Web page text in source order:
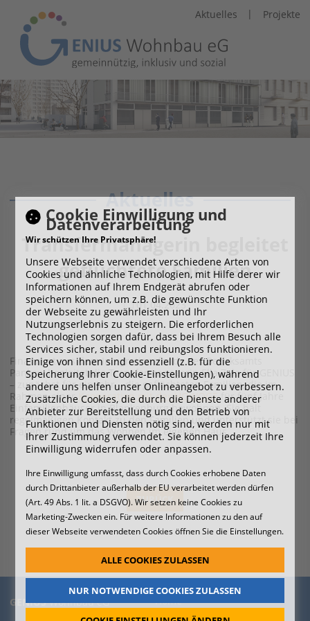
Aktuelles | Projekte
Aktuelles
Transfermanagerin begleitet
geflüchtete Familien
01.04.2023
Finanziert aus dem Integrationsfonds des Bezirksamts
Pankow begleitet die Transfermanagerin Ella Zalo für GENIUS
– zunächst für ein Jahr – die geflüchteten Familien, die im
Rahmen einer Kooperation mit der HOWOGEfür fünf Jahre
Einfamilienhäuser in Blankenburg bewohnen. Sie hält
regelmäßigen Kontakt zu den Familien und unterstützt sie bei
Fragen rund um das Wohnen im eigenen Haus.
ZURÜCK
Nächste
GENIUSWohnbau eG
Home
Idee
Cookie Einwilligung und
Datenverarbeitung
Wir schützen Ihre Privatsphäre!
Unsere Webseite verwendet verschiedene Arten von
Cookies und ähnliche Technologien, mit Hilfe derer wir
Informationen auf Ihrem Endgerät abrufen oder
speichern können, um z.B. die gewünschte Funktion
der Webseite zu gewährleisten und Ihr
Nutzungserlebnis zu steigern. Die erforderlichen
Technologien sorgen dafür, dass bei Ihrem Besuch alle
Services sicher, stabil und reibungslos funktionieren.
Einige von ihnen sind essenziell (z.B. für die
Speicherung Ihrer Cookie-Einstellungen), während
andere uns helfen unser Onlineangebot zu verbessern.
Zusätzliche Cookies, die durch die Dienste anderer
Anbieter zur Bereitstellung und den Betrieb von
Funktionen und Diensten nötig sind, werden nur mit
Ihrer Zustimmung verwendet. Sie können jederzeit Ihre
Einwilligung widerrufen oder anpassen.
Ihre Einwilligung umfasst, dass durch Cookies erhobene Daten
durch Drittanbieter außerhalb der EU verarbeitet werden dürfen
(Art. 49 Abs. 1 lit. a DSGVO). Wir setzen keine Cookies zu
Marketing-Zwecken ein. Für weitere Informationen zu den auf
dieser Webseite verwendeten Cookies öffnen Sie die Einstellungen.
ALLE COOKIES ZULASSEN
NUR NOTWENDIGE COOKIES ZULASSEN